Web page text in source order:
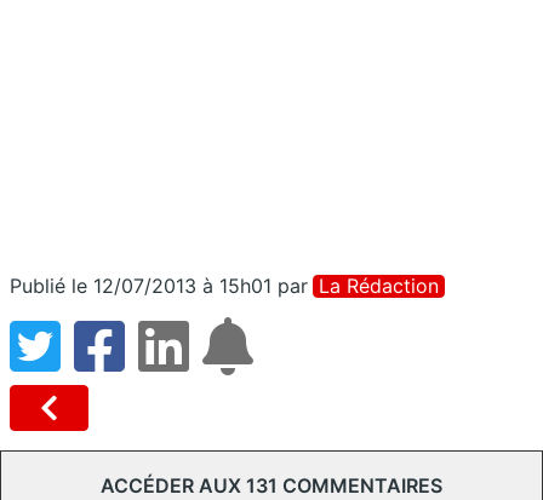
Publié le 12/07/2013 à 15h01 par La Rédaction
ACCÉDER AUX 131 COMMENTAIRES